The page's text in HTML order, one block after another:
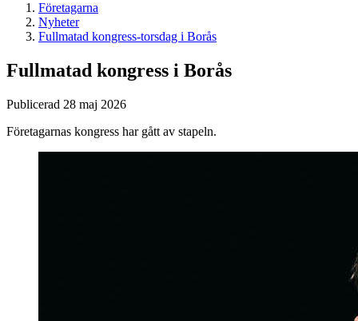
Företagarna
Nyheter
Fullmatad kongress-torsdag i Borås
Fullmatad kongress i Borås
Publicerad 28 maj 2026
Företagarnas kongress har gått av stapeln.